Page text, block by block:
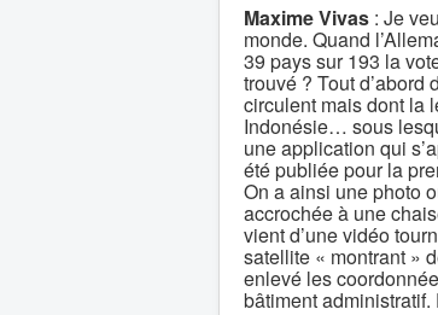
Maxime Vivas : Je
monde. Quand
39 pays sur 193 la
trouvé ? Tout
circulent mais dont la
Indonésie… sous
une application qui
été publiée pour la
On a ainsi une photo
accrochée à une
vient d’une vidéo
satellite « montrant »
enlevé les
bâtiment